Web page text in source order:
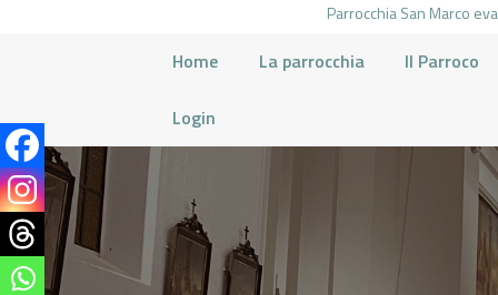
Parrocchia San Marco
Home La parrocchia Il Parroco
Login